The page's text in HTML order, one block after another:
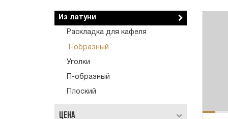
Из латуни
Раскладка для кафеля
Т-образный
Уголки
П-образный
Плоский
Цена